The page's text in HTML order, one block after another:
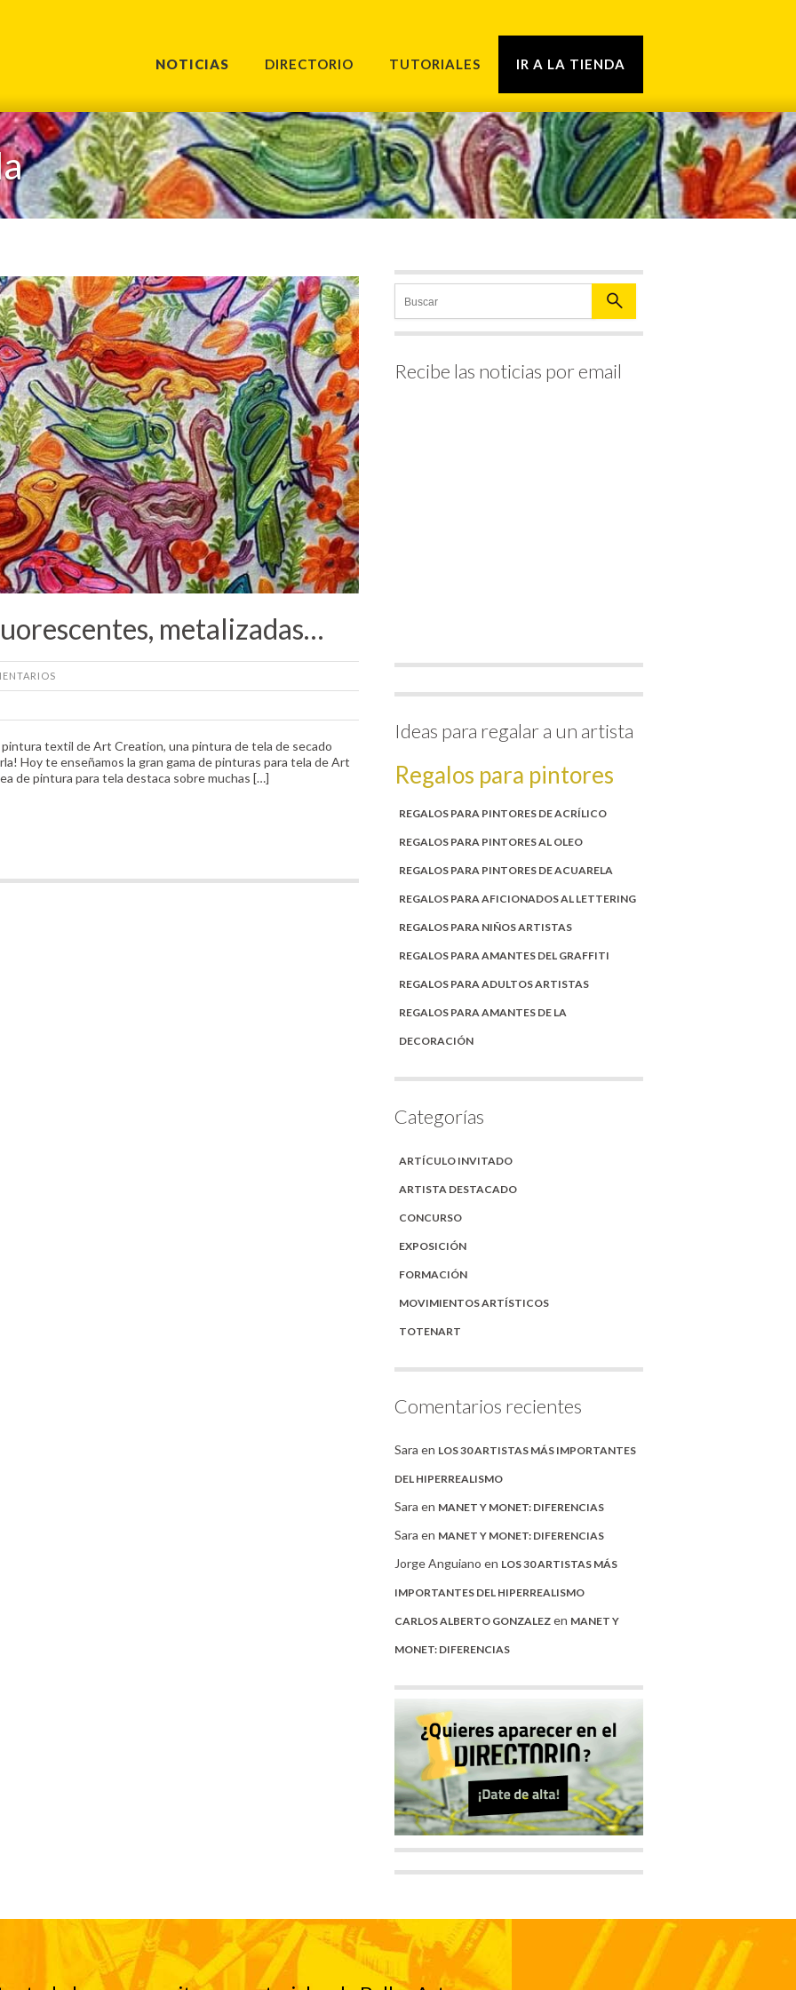
NOTICIAS DIRECTORIO TUTORIALES IR A LA TIENDA
metalizadas…
textil de Art Creation, una pintura de tela de secado
Hoy te enseñamos la gran gama de pinturas para tela de Art
de pintura para tela destaca sobre muchas […]
Recibe las noticias por email
Ideas para regalar a un artista
Regalos para pintores
REGALOS PARA PINTORES DE ACRÍLICO
REGALOS PARA PINTORES AL OLEO
REGALOS PARA PINTORES DE ACUARELA
REGALOS PARA AFICIONADOS AL LETTERING
REGALOS PARA NIÑOS ARTISTAS
REGALOS PARA AMANTES DEL GRAFFITI
REGALOS PARA ADULTOS ARTISTAS
REGALOS PARA AMANTES DE LA
DECORACIÓN
Categorías
ARTÍCULO INVITADO
ARTISTA DESTACADO
CONCURSO
EXPOSICIÓN
FORMACIÓN
MOVIMIENTOS ARTÍSTICOS
TOTENART
Comentarios recientes
Sara en LOS 30 ARTISTAS MÁS IMPORTANTES
DEL HIPERREALISMO
Sara en MANET Y MONET: DIFERENCIAS
Sara en MANET Y MONET: DIFERENCIAS
Jorge Anguiano en LOS 30 ARTISTAS MÁS
IMPORTANTES DEL HIPERREALISMO
CARLOS ALBERTO GONZALEZ en MANET Y
MONET: DIFERENCIAS